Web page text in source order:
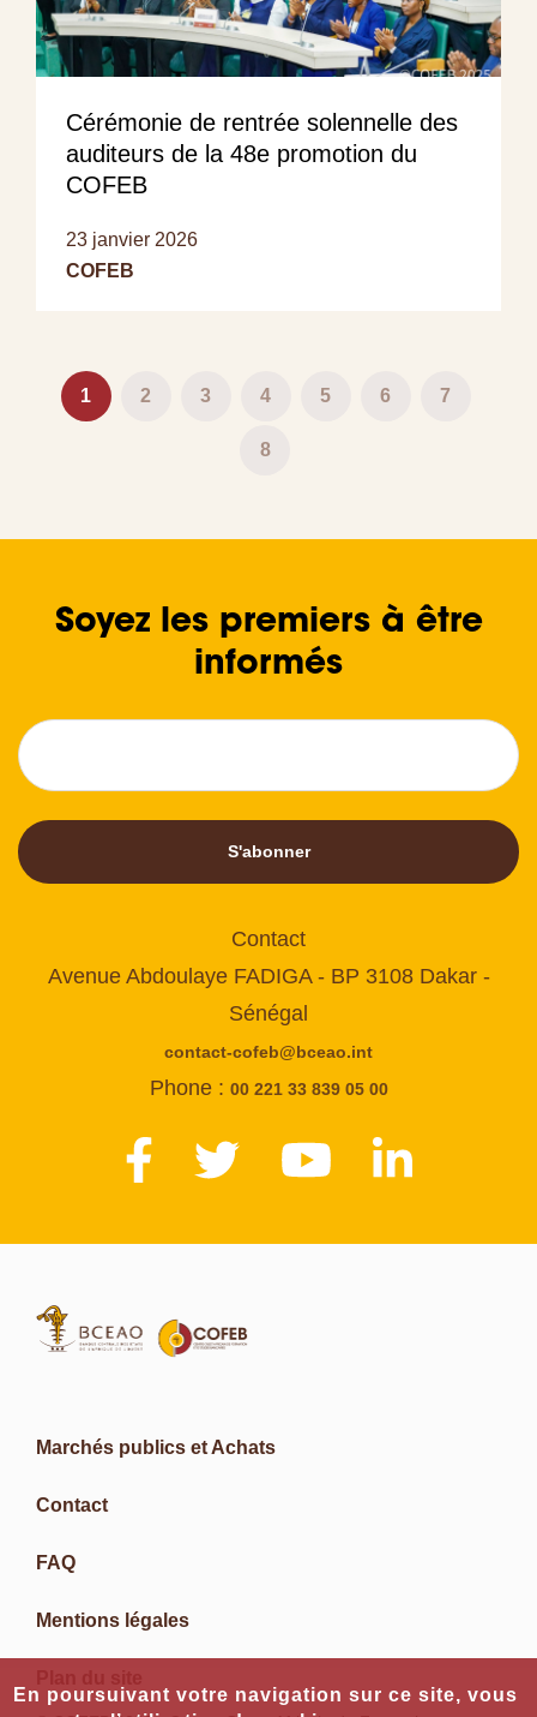
Cérémonie de rentrée solennelle des
auditeurs de la 48e promotion du
COFEB
23 janvier 2026
COFEB
Page
1 Page
2 Page
3 Page
4 Page
5 Page
6 Page
7
Page
8
Soyez les premiers à être
informés
S'abonner
Contact
Avenue Abdoulaye FADIGA - BP 3108 Dakar -
Sénégal
contact-cofeb@bceao.int
Phone : 00 221 33 839 05 00
Marchés publics et Achats
Contact
FAQ
Mentions légales
En poursuivant votre navigation sur ce site, vous